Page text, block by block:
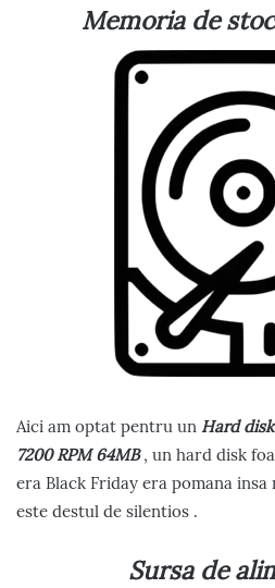
Memoria de
Aici am optat pentru un Hard
7200 RPM 64MB, un hard disk
era Black Friday era pomana
este destul de silentios .
Sursa de